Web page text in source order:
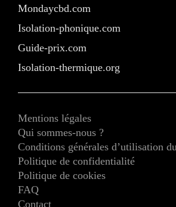
Mondaycbd.com
Isolation-phonique.com
Guide-prix.com
Isolation-thermique.org
Mentions légales
Qui sommes-nous ?
Conditions générales d’utilisation
Politique de confidentialité
Politique de cookies
FAQ
Contact